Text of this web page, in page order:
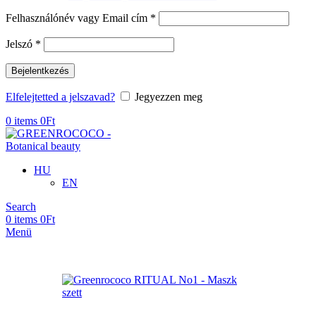
Felhasználónév vagy Email cím *
Jelszó *
Bejelentkezés
Elfelejtetted a jelszavad?
Jegyezzen meg
0 items 0Ft
HU
EN
Search
0 items 0Ft
Menü